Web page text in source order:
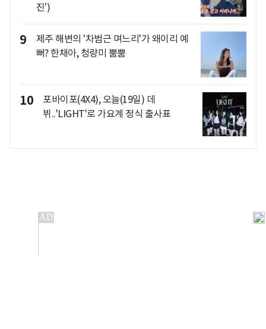
진')
9
제주 해변의 '차범근 며느리'가 왜이리 예
뻐? 한채아, 청량미 뿜뿜
10
포바이포(4X4), 오늘(19일) 데
뷔..'LIGHT'로 가요계 정식 출사표